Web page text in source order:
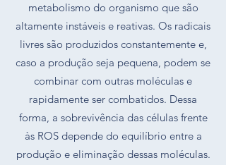
metabolismo do organismo que são
altamente instáveis e reativas. Os radicais
livres são produzidos constantemente e,
caso a produção seja pequena, podem se
combinar com outras moléculas e
rapidamente ser combatidos. Dessa
forma, a sobrevivência das células frente
às ROS depende do equilíbrio entre a
produção e eliminação dessas moléculas.